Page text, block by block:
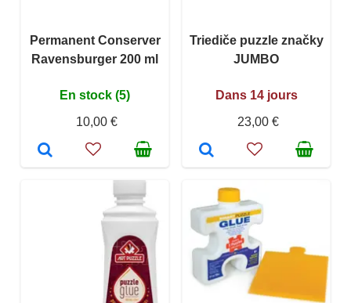
Permanent Conserver
Ravensburger 200 ml
En stock (5)
10,00 €
Triediče puzzle značky
JUMBO
Dans 14 jours
23,00 €